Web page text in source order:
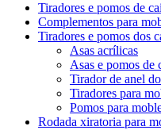
Tiradores e pomos de
Complementos para
Tiradores e pomos dos
Asas acrílicas
Asas e pomos de
Tirador de anel
Tiradores para
Pomos para
Rodada xiratoria para